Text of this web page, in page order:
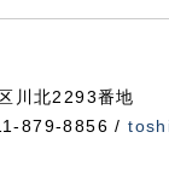
川北2293番地
879-8856 /